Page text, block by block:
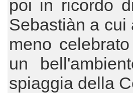
poi in ricordo
Sebastiàn a cui
meno
un
spiaggia della